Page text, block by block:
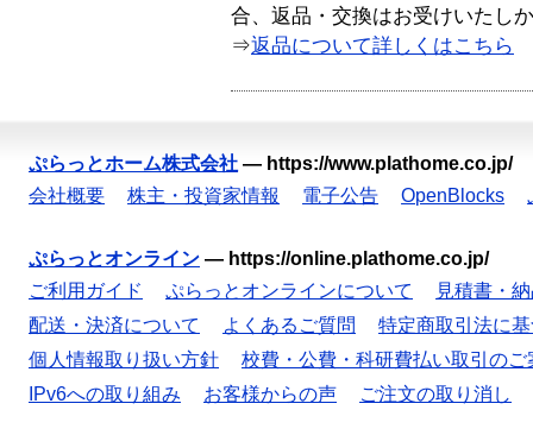
合、返品・交換はお受けいたし
⇒返品について詳しくはこちら
ぷらっとホーム株式会社 — https://www.plathome.co.jp/
会社概要
株主・投資家情報 電子公告 OpenBlocks
ぷらっとオンライン — https://online.plathome.co.jp/
ご利用ガイド
ぷらっとオンラインについて
見積書・
配送・決済について
よくあるご質問
特定商取引法に
個人情報取り扱い方針
校費・公費・科研費払い取引のご
IPv6への取り組み
お客様からの声 ご注文の取り消し